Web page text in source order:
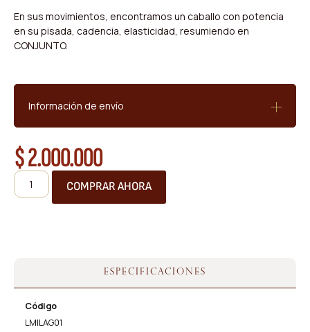
En sus movimientos, encontramos un caballo con potencia
en su pisada, cadencia, elasticidad, resumiendo en
CONJUNTO.
Información de envío
$2.000.000
COMPRAR AHORA
ESPECIFICACIONES
Código
LMILAG01